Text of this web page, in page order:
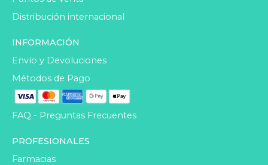
Distribución internacional
INFORMACIÓN
Envío y Devoluciones
Métodos de Pago
FAQ - Preguntas Frecuentes
PROFESIONALES
Farmacias